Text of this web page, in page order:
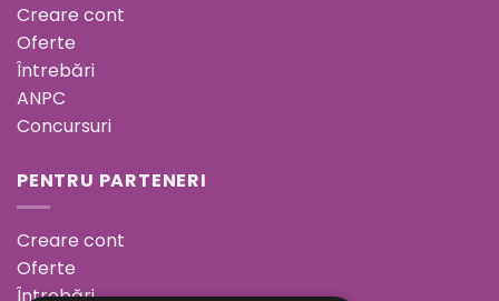
Creare cont
Oferte
Întrebări
ANPC
Concursuri
PENTRU PARTENERI
Creare cont
Oferte